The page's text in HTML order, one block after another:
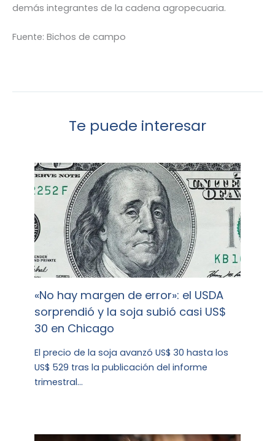
demás integrantes de la cadena agropecuaria.
Fuente: Bichos de campo
Te puede interesar
«No hay margen de error»: el USDA
sorprendió y la soja subió casi US$
30 en Chicago
El precio de la soja avanzó US$ 30 hasta los
US$ 529 tras la publicación del informe
trimestral…